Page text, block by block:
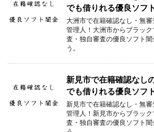
でも借りれる優良ソフ
大洲市で在籍確認なし・無
管理人！大洲市からブラッ
査・独自審査の優良ソフト
う。
新見市で在籍確認なし
でも借りれる優良ソフ
新見市で在籍確認なし・無
管理人！新見市からブラッ
査・独自審査の優良ソフト